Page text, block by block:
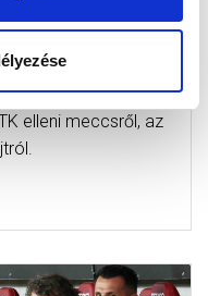
elleni meccsről, az